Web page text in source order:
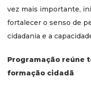
vez mais importante,
fortalecer o senso de
cidadania e a
Programação reúne
formação cidadã